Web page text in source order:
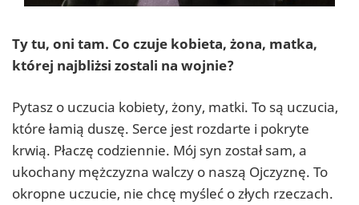
Ty tu, oni tam. Co czuje kobieta, żona, matka,
której najbliżsi zostali na wojnie?
Pytasz o uczucia kobiety, żony, matki. To są uczucia,
które łamią duszę. Serce jest rozdarte i pokryte
krwią. Płaczę codziennie. Mój syn został sam, a
ukochany mężczyzna walczy o naszą Ojczyznę. To
okropne uczucie, nie chcę myśleć o złych rzeczach.